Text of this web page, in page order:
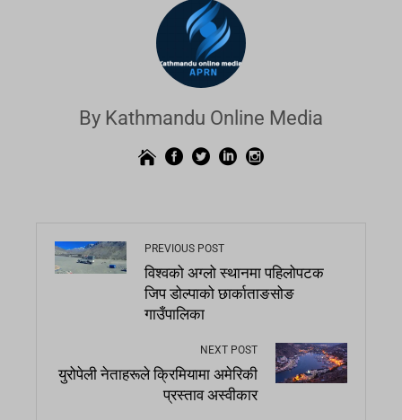
By Kathmandu Online Media
PREVIOUS POST
विश्वको अग्लो स्थानमा पहिलोपटक
जिप डोल्पाको छार्काताङसोङ
गाउँपालिका
NEXT POST
युरोपेली नेताहरूले क्रिमियामा अमेरिकी
प्रस्ताव अस्वीकार